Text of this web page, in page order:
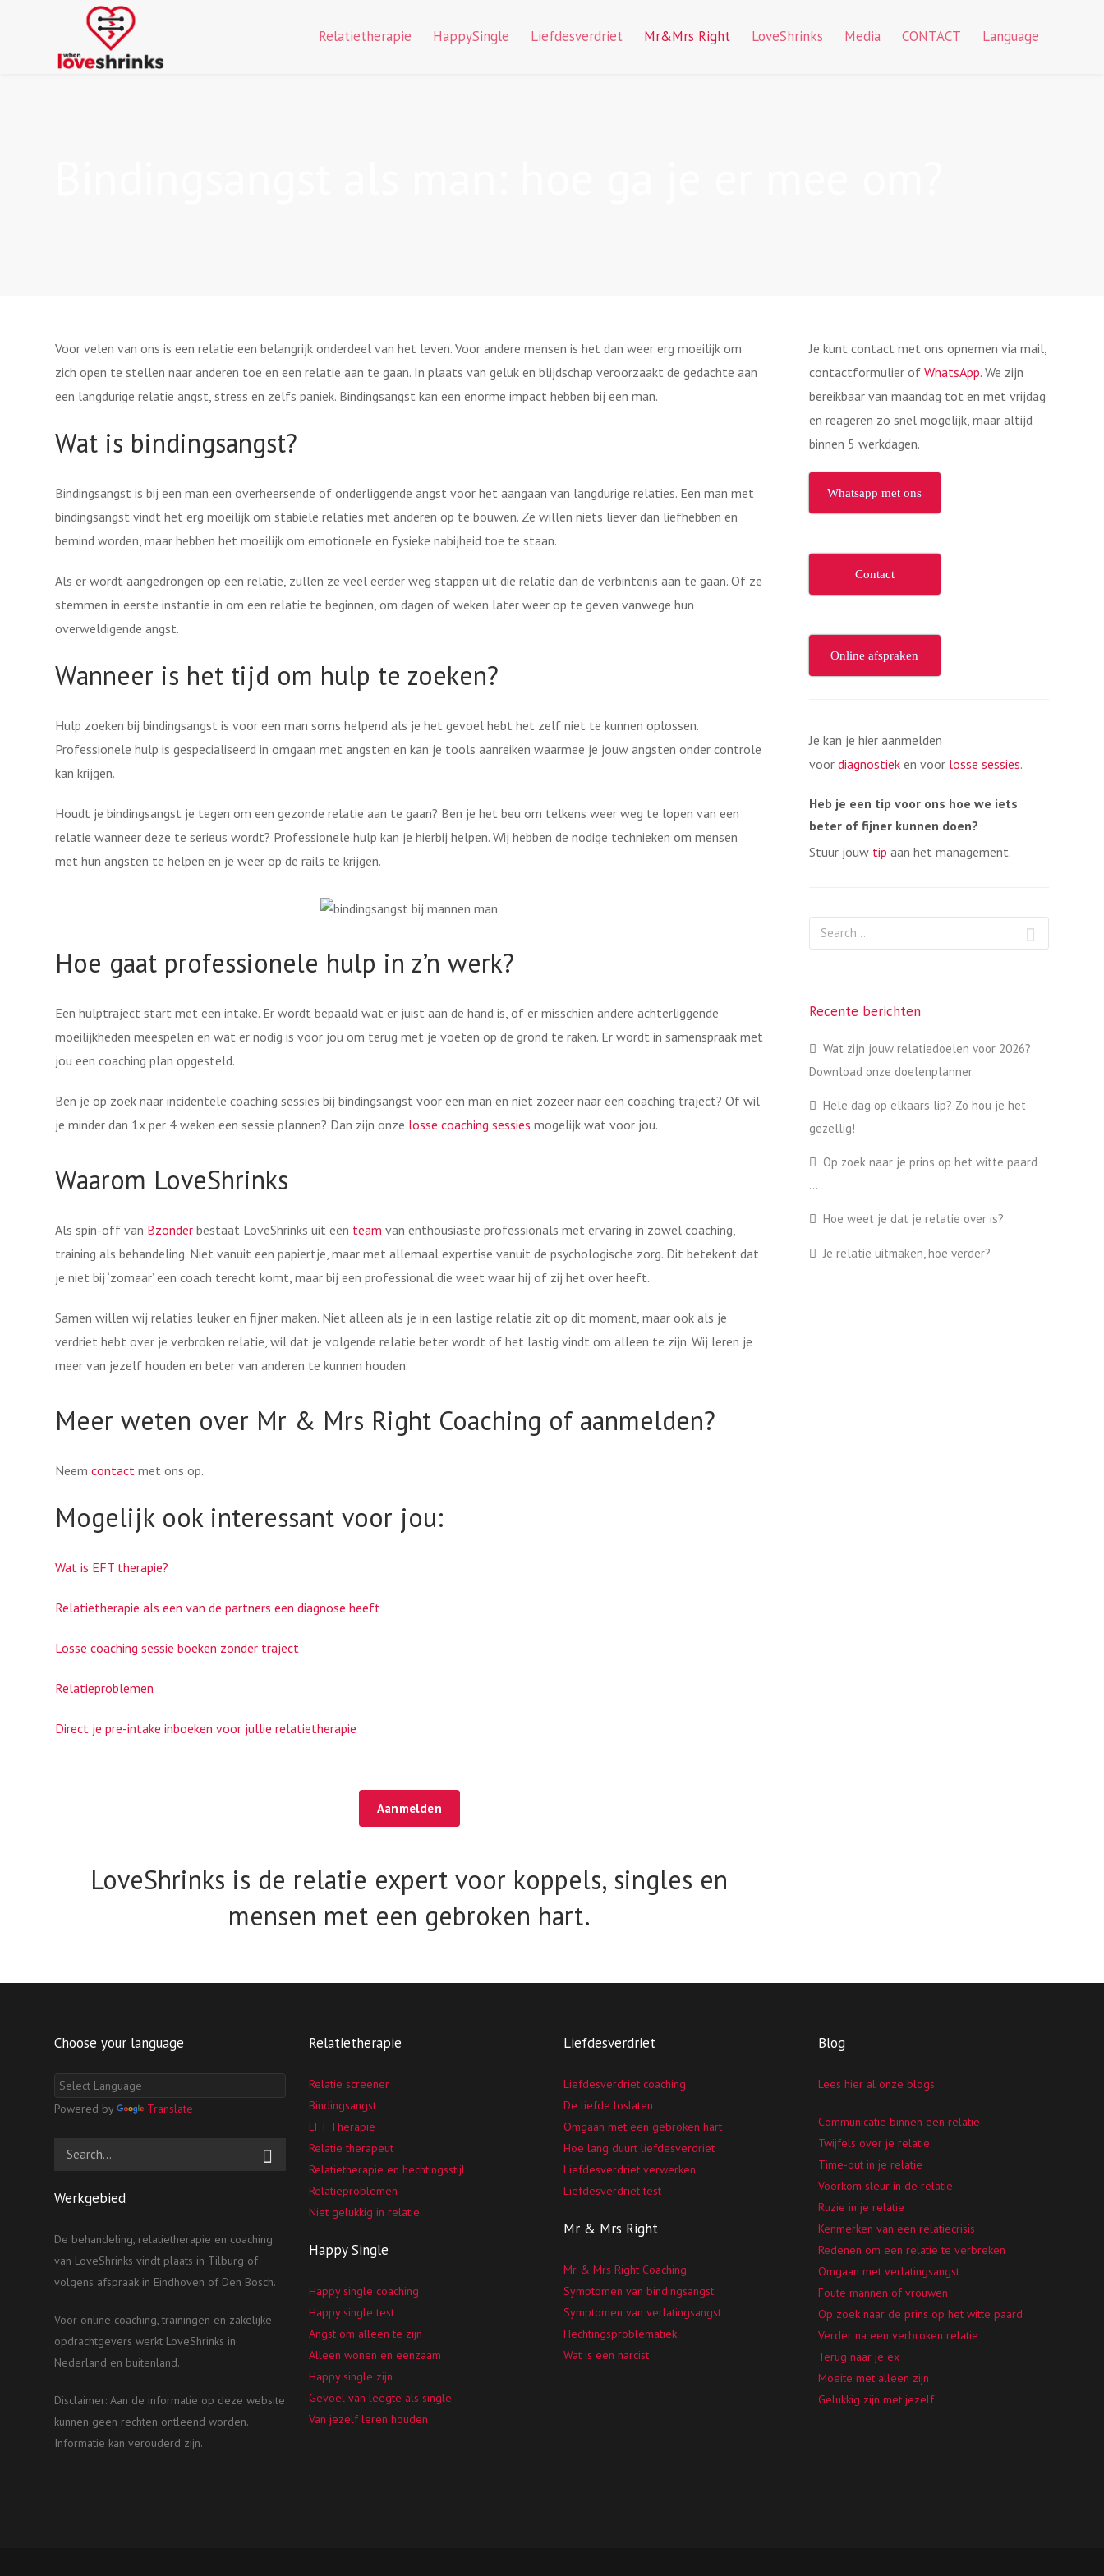
Relatietherapie HappySingle Liefdesverdriet Mr&Mrs Right LoveShrinks Media CONTACT Language
Voor velen van ons is een relatie een belangrijk onderdeel van het leven. Voor andere mensen is het dan weer erg moeilijk om
zich open te stellen naar anderen toe en een relatie aan te gaan. In plaats van geluk en blijdschap veroorzaakt de gedachte aan
een langdurige relatie angst, stress en zelfs paniek. Bindingsangst kan een enorme impact hebben bij een man.
Wat is bindingsangst?
Bindingsangst is bij een man een overheersende of onderliggende angst voor het aangaan van langdurige relaties. Een man met
bindingsangst vindt het erg moeilijk om stabiele relaties met anderen op te bouwen. Ze willen niets liever dan liefhebben en
bemind worden, maar hebben het moeilijk om emotionele en fysieke nabijheid toe te staan.
Als er wordt aangedrongen op een relatie, zullen ze veel eerder weg stappen uit die relatie dan de verbintenis aan te gaan. Of ze
stemmen in eerste instantie in om een relatie te beginnen, om dagen of weken later weer op te geven vanwege hun
overweldigende angst.
Wanneer is het tijd om hulp te zoeken?
Hulp zoeken bij bindingsangst is voor een man soms helpend als je het gevoel hebt het zelf niet te kunnen oplossen.
Professionele hulp is gespecialiseerd in omgaan met angsten en kan je tools aanreiken waarmee je jouw angsten onder controle
kan krijgen.
Houdt je bindingsangst je tegen om een gezonde relatie aan te gaan? Ben je het beu om telkens weer weg te lopen van een
relatie wanneer deze te serieus wordt? Professionele hulp kan je hierbij helpen. Wij hebben de nodige technieken om mensen
met hun angsten te helpen en je weer op de rails te krijgen.
Hoe gaat professionele hulp in z’n werk?
Een hulptraject start met een intake. Er wordt bepaald wat er juist aan de hand is, of er misschien andere achterliggende
moeilijkheden meespelen en wat er nodig is voor jou om terug met je voeten op de grond te raken. Er wordt in samenspraak met
jou een coaching plan opgesteld.
Ben je op zoek naar incidentele coaching sessies bij bindingsangst voor een man en niet zozeer naar een coaching traject? Of wil
je minder dan 1x per 4 weken een sessie plannen? Dan zijn onze losse coaching sessies mogelijk wat voor jou.
Waarom LoveShrinks
Als spin-off van Bzonder bestaat LoveShrinks uit een team van enthousiaste professionals met ervaring in zowel coaching,
training als behandeling. Niet vanuit een papiertje, maar met allemaal expertise vanuit de psychologische zorg. Dit betekent dat
je niet bij ‘zomaar’ een coach terecht komt, maar bij een professional die weet waar hij of zij het over heeft.
Samen willen wij relaties leuker en fijner maken. Niet alleen als je in een lastige relatie zit op dit moment, maar ook als je
verdriet hebt over je verbroken relatie, wil dat je volgende relatie beter wordt of het lastig vindt om alleen te zijn. Wij leren je
meer van jezelf houden en beter van anderen te kunnen houden.
Meer weten over Mr & Mrs Right Coaching of aanmelden?
Neem contact met ons op.
Mogelijk ook interessant voor jou:
Wat is EFT therapie?
Relatietherapie als een van de partners een diagnose heeft
Losse coaching sessie boeken zonder traject
Relatieproblemen
Direct je pre-intake inboeken voor jullie relatietherapie
Aanmelden
LoveShrinks is de relatie expert voor koppels, singles en
mensen met een gebroken hart.
Je kunt contact met ons opnemen via mail,
contactformulier of WhatsApp.We zijn
bereikbaar van maandag tot en met vrijdag
en reageren zo snel mogelijk, maar altijd
binnen 5 werkdagen.
Whatsapp met ons
Contact
Online afspraken
Je kan je hier aanmelden
voor diagnostieken voor losse sessies.
Heb je een tip voor ons hoe we iets
beter of fijner kunnen doen?
Stuur jouw tip aan het management.
Recente berichten
Wat zijn jouw relatiedoelen voor 2026?
Download onze doelenplanner.
Hele dag op elkaars lip? Zo hou je het
gezellig!
Op zoek naar je prins op het witte paard
…
Hoe weet je dat je relatie over is?
Je relatie uitmaken, hoe verder?
Choose your language
Powered by Translate
Werkgebied
De behandeling, relatietherapie en coaching
van LoveShrinks vindt plaats in Tilburg of
volgens afspraak in Eindhoven of Den Bosch.
Voor online coaching, trainingen en zakelijke
opdrachtgevers werkt LoveShrinks in
Nederland en buitenland.
Disclaimer: Aan de informatie op deze website
kunnen geen rechten ontleend worden.
Informatie kan verouderd zijn.
Relatietherapie
Relatie screener
Bindingsangst
EFT Therapie
Relatie therapeut
Relatietherapie en hechtingsstijl
Relatieproblemen
Niet gelukkig in relatie
Happy Single
Happy single coaching
Happy single test
Angst om alleen te zijn
Alleen wonen en eenzaam
Happy single zijn
Gevoel van leegte als single
Van jezelf leren houden
Liefdesverdriet
Liefdesverdriet coaching
De liefde loslaten
Omgaan met een gebroken hart
Hoe lang duurt liefdesverdriet
Liefdesverdriet verwerken
Liefdesverdriet test
Mr & Mrs Right
Mr & Mrs Right Coaching
Symptomen van bindingsangst
Symptomen van verlatingsangst
Hechtingsproblematiek
Wat is een narcist
Blog
Lees hier al onze blogs
Communicatie binnen een relatie
Twijfels over je relatie
Time-out in je relatie
Voorkom sleur in de relatie
Ruzie in je relatie
Kenmerken van een relatiecrisis
Redenen om een relatie te verbreken
Omgaan met verlatingsangst
Foute mannen of vrouwen
Op zoek naar de prins op het witte paard
Verder na een verbroken relatie
Terug naar je ex
Moeite met alleen zijn
Gelukkig zijn met jezelf